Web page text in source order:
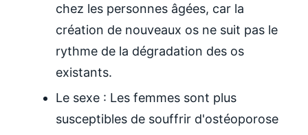
chez les personnes âgées, car la
création de nouveaux os ne suit pas le
rythme de la dégradation des os
existants.
Le sexe : Les femmes sont plus
susceptibles de souffrir d'ostéoporose